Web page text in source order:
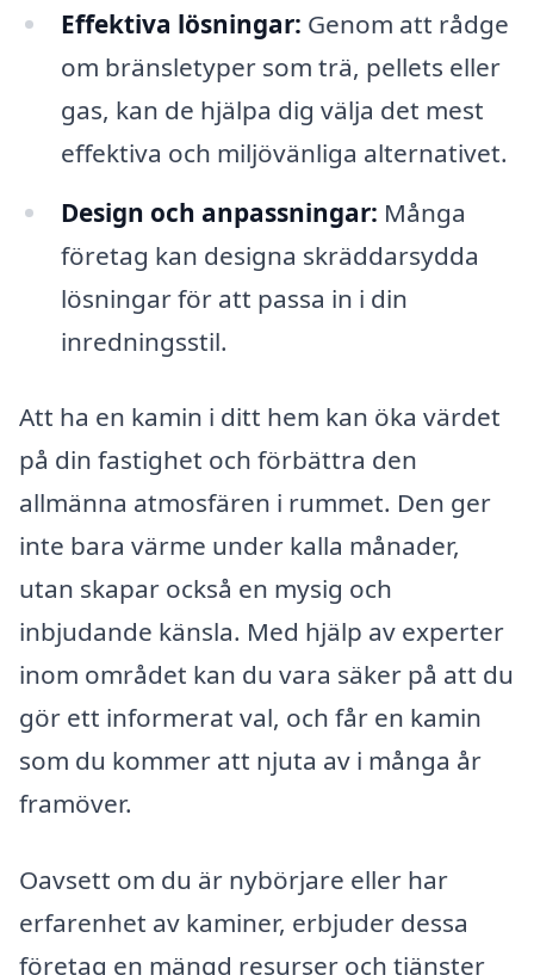
Effektiva lösningar: Genom att rådge
om bränsletyper som trä, pellets eller
gas, kan de hjälpa dig välja det mest
effektiva och miljövänliga alternativet.
Design och anpassningar: Många
företag kan designa skräddarsydda
lösningar för att passa in i din
inredningsstil.
Att ha en kamin i ditt hem kan öka värdet
på din fastighet och förbättra den
allmänna atmosfären i rummet. Den ger
inte bara värme under kalla månader,
utan skapar också en mysig och
inbjudande känsla. Med hjälp av experter
inom området kan du vara säker på att du
gör ett informerat val, och får en kamin
som du kommer att njuta av i många år
framöver.
Oavsett om du är nybörjare eller har
erfarenhet av kaminer, erbjuder dessa
företag en mängd resurser och tjänster